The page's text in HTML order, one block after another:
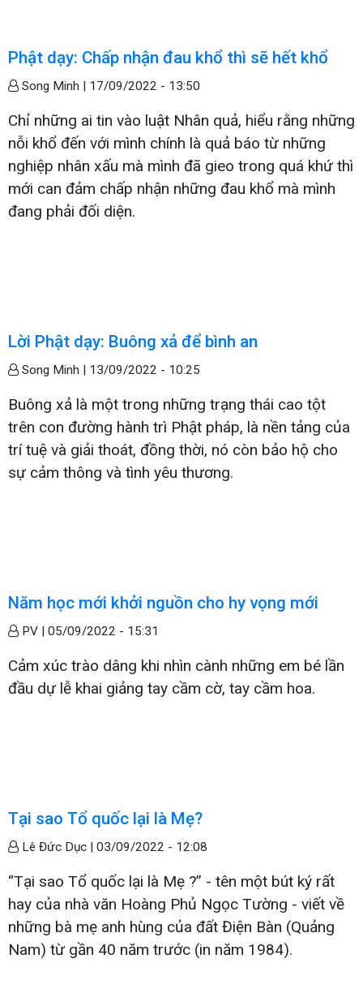
Phật dạy: Chấp nhận đau khổ thì sẽ hết khổ
Song Minh | 17/09/2022 - 13:50
Chỉ những ai tin vào luật Nhân quả, hiểu rằng những
nỗi khổ đến với mình chính là quả báo từ những
nghiệp nhân xấu mà mình đã gieo trong quá khứ thì
mới can đảm chấp nhận những đau khổ mà mình
đang phải đối diện.
Lời Phật dạy: Buông xả để bình an
Song Minh | 13/09/2022 - 10:25
Buông xả là một trong những trạng thái cao tột
trên con đường hành trì Phật pháp, là nền tảng của
trí tuệ và giải thoát, đồng thời, nó còn bảo hộ cho
sự cảm thông và tình yêu thương.
Năm học mới khởi nguồn cho hy vọng mới
PV | 05/09/2022 - 15:31
Cảm xúc trào dâng khi nhìn cành những em bé lần
đầu dự lễ khai giảng tay cầm cờ, tay cầm hoa.
Tại sao Tổ quốc lại là Mẹ?
Lê Đức Dục | 03/09/2022 - 12:08
“Tại sao Tổ quốc lại là Mẹ ?” - tên một bút ký rất
hay của nhà văn Hoàng Phủ Ngọc Tường - viết về
những bà mẹ anh hùng của đất Điện Bàn (Quảng
Nam) từ gần 40 năm trước (in năm 1984).